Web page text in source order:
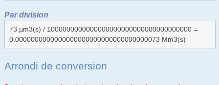
Par division
73 µm3(s) / 1000000000000000000000000000000000000 =
0.0000000000000000000000000000000000073 Mm3(s)
Arrondi de conversion